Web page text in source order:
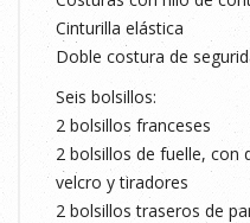
Cinturilla elástica
Doble costura de
Seis bolsillos:
2 bolsillos franceses
2 bolsillos de fuelle, con
velcro y tiradores
2 bolsillos traseros de